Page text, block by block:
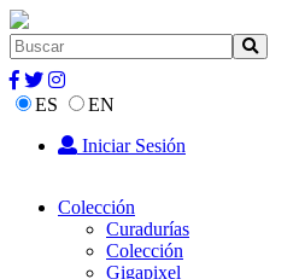
ES
EN
Iniciar Sesión
Colección
Curadurías
Colección
Gigapixel